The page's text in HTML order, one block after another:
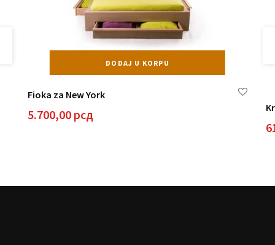
DODAJ U KORPU
Fioka za New York
5.700,00 рсд